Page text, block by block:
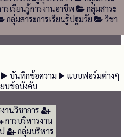
รเรียนรู้การงานอาชีพ
กลุ่มสาระ
กลุ่มสาระการเรียนรู้ปฐมวัย
วิชา
บันทึกข้อความ
แบบฟอร์มต่างๆ
บข้อบังคับ
านวิชาการ
การบริหารงาน
กลุ่มบริหาร